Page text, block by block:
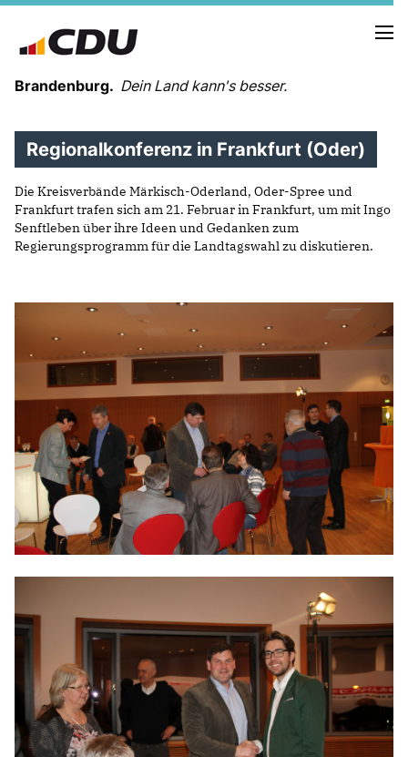
Brandenburg. Dein Land kann's besser.
MELDUNGEN
TERMINE
LANDESVORSTAND
LANDESGESCHÄFTSSTELLE
VEREINIGUNGEN UND SONDERORGANISATIONEN
LANDESFACHAUSSCHÜSSE
SATZUNG
PARTEIGESCHICHTE
PARTEIGERICHT
IM LANDTAG
IN DER LANDESREGIERUNG
IM BUNDESTAG
IM EUROPÄISCHEN PARLAMENT
PROGRAMME
WICHTIGE BESCHLÜSSE DER CDU BRANDENBURG
75 JAHRE CDU BRANDENBURG
PRESSE
Regionalkonferenz in Frankfurt (Oder)
Die Kreisverbände Märkisch-Oderland, Oder-Spree und
Frankfurt trafen sich am 21. Februar in Frankfurt, um mit Ingo
Senftleben über ihre Ideen und Gedanken zum
Regierungsprogramm für die Landtagswahl zu diskutieren.